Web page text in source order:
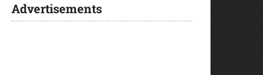
Advertisements